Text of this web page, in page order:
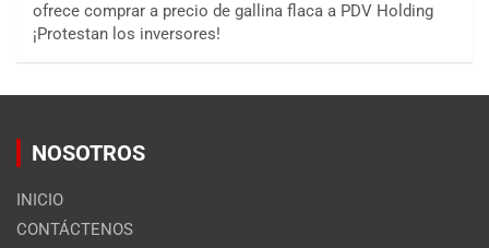
ofrece comprar a precio de gallina flaca a PDV Holding
¡Protestan los inversores!
NOSOTROS
INICIO
CONTÁCTENOS